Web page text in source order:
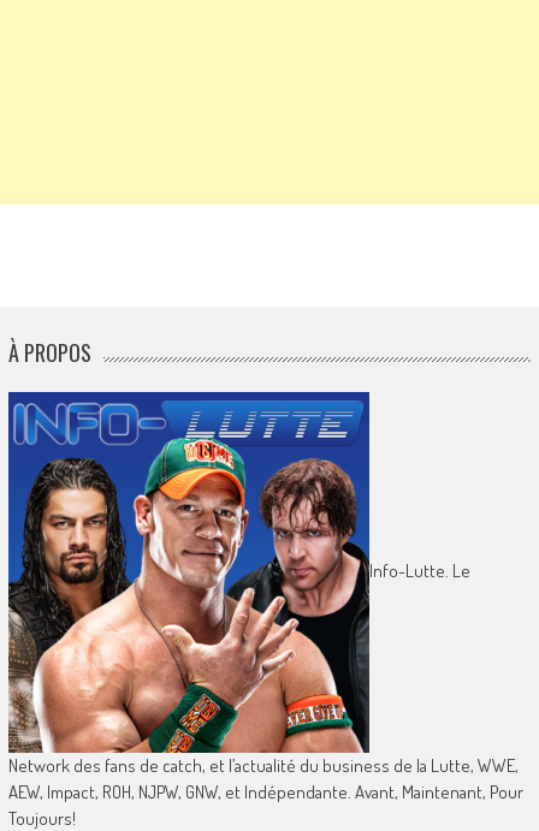
À PROPOS
Info-Lutte. Le
Network des fans de catch, et l’actualité du business de la Lutte, WWE,
AEW, Impact, ROH, NJPW, GNW, et Indépendante. Avant, Maintenant, Pour
Toujours!